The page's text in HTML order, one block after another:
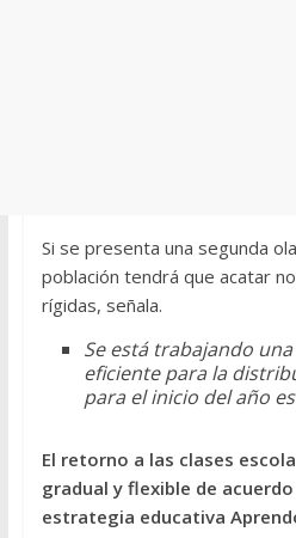
Si se presenta una segunda
población tendrá que acatar
rígidas, señala.
Se está trabajando
eficiente para la
para el inicio del año
El retorno a las clases
gradual y flexible de
estrategia educativa